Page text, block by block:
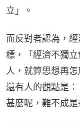
立」。
而反對者認為，
標，「經濟不獨
人，就算思想再
還有人的觀點是
甚麼呢，難不成是